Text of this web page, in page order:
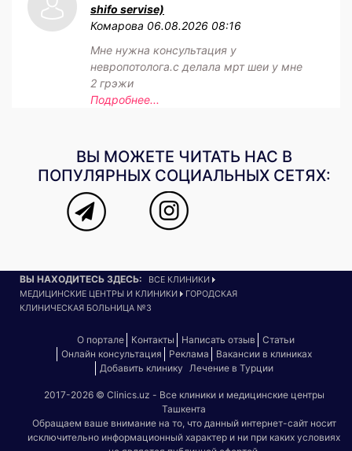
shifo servise)
Комарова 06.08.2026 08:16
Мне нужна консультация у
невропотолога.с делала мрт шеи у мне
2 грэжи
Подробнее...
ВЫ МОЖЕТЕ ЧИТАТЬ НАС В
ПОПУЛЯРНЫХ СОЦИАЛЬНЫХ СЕТЯХ:
ВЫ НАХОДИТЕСЬ ЗДЕСЬ:
ВСЕ КЛИНИКИ
МЕДИЦИНСКИЕ ЦЕНТРЫ И КЛИНИКИ
ГОРОДСКАЯ
КЛИНИЧЕСКАЯ БОЛЬНИЦА №3
О портале Контакты Написать отзыв
Статьи
Онлайн консультация
Реклама
Вакансии в клиниках
Добавить клинику
Лечение в Турции
2017-2026 © Clinics.uz - Все клиники и медицинские центры
Ташкента
Обращаем ваше внимание на то, что данный интернет-сайт носит
исключительно информационный характер и ни при каких условиях